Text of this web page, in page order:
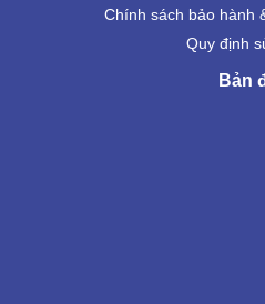
Chính sách bảo hành
Quy định
Bản